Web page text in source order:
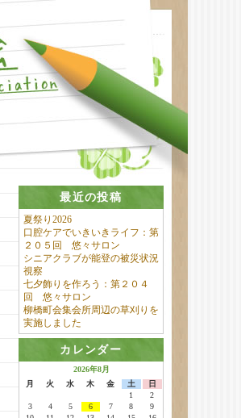
最近の投稿
夏祭り2026
口腔ケアでいきいきライフ：第
２０５回 悠々サロン
シニアクラブが能登の被災状況
視察
七夕飾りを作ろう：第２０４
回 悠々サロン
柳橋町会集会所周辺の草刈りを
実施しました
カレンダー
2026年8月
月
火 水 木 金 土
日
1
2
3
4 5 6 7 8
9